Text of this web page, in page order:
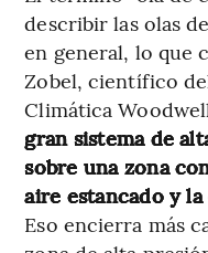
describir las olas
en general, lo que
Zobel, científico
Climática
gran sistema de
sobre una zona
aire estancado y
Eso encierra más